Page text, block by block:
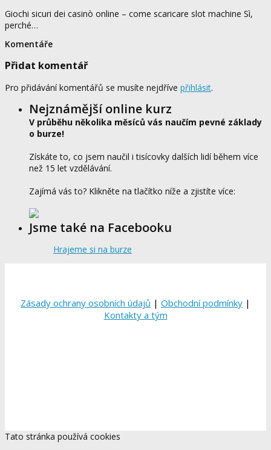
Giochi sicuri dei casinò online – come scaricare slot machine Sì,
perché…
Komentáře
Přidat komentář
Pro přidávání komentářů se musíte nejdříve přihlásit.
Nejznámější online kurz
V průběhu několika měsíců vás naučím pevné základy
o burze!
Získáte to, co jsem naučil i tisícovky dalších lidí během více
než 15 let vzdělávání.
Zajímá vás to? Klikněte na tlačítko níže a zjistíte více:
Jsme také na Facebooku
Hrajeme si na burze
Zásady ochrany osobních údajů | Obchodní podmínky |
Kontakty a tým
Tato stránka používá cookies